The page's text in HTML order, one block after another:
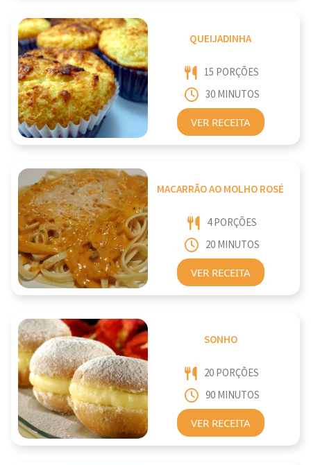
QUEIJADINHA
15 PORÇÕES
30 MINUTOS
VER RECEITA
MACARRÃO AO MOLHO ROSÉ
4 PORÇÕES
20 MINUTOS
VER RECEITA
SONHO
20 PORÇÕES
90 MINUTOS
VER RECEITA